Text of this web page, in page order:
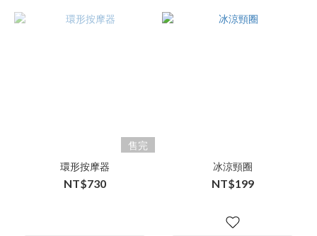
售完
環形按摩器
NT$730
冰涼頸圈
NT$199